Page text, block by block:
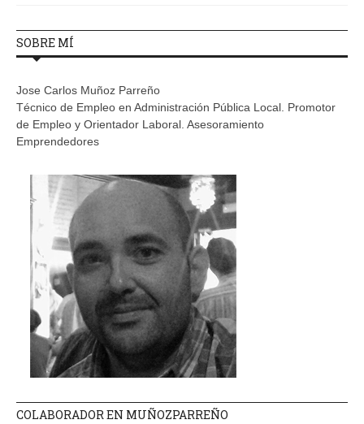
SOBRE MÍ
Jose Carlos Muñoz Parreño
Técnico de Empleo en Administración Pública Local. Promotor
de Empleo y Orientador Laboral. Asesoramiento
Emprendedores
COLABORADOR EN MUÑOZPARREÑO